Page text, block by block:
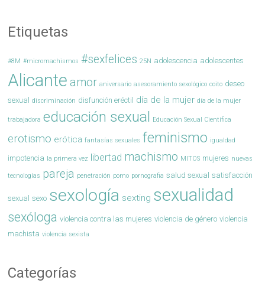
Etiquetas
#8M #micromachismos #sexfelices 25N adolescencia adolescentes
Alicante amor aniversario asesoramiento sexológico coito deseo
sexual
discriminación disfunción eréctil día de la mujer día de la mujer
trabajadora educación sexual Educación Sexual Científica
erotismo erótica fantasías sexuales feminismo igualdad
impotencia la primera vez libertad machismo MITOS mujeres nuevas
tecnologías pareja penetración porno pornografia salud sexual satisfacción
sexual sexo sexología sexting sexualidad
sexóloga violencia contra las mujeres violencia de género violencia
machista violencia sexista
Categorías